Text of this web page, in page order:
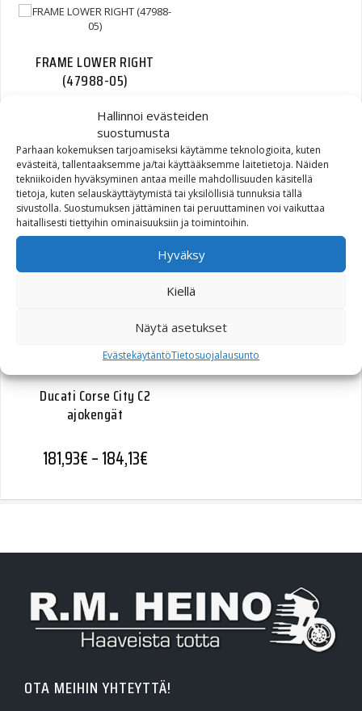
Hallinnoi evästeiden
suostumusta
Parhaan kokemuksen tarjoamiseksi käytämme teknologioita, kuten
evästeitä, tallentaaksemme ja/tai käyttääksemme laitetietoja. Näiden
tekniikoiden hyväksyminen antaa meille mahdollisuuden käsitellä
tietoja, kuten selauskäyttäytymistä tai yksilöllisiä tunnuksia tällä
sivustolla. Suostumuksen jättäminen tai peruuttaminen voi vaikuttaa
haitallisesti tiettyihin ominaisuuksiin ja toimintoihin.
Hyväksy
Kiellä
Näytä asetukset
EvästekäytäntöTietosuojalausunto
FRAME LOWER RIGHT
(47988-05)
898,01€
GEAR, COUNTERSHAFT, 3RD
| countershaft-third
Ducati Corse City C2
ajokengät
181,93€–184,13€Hintaluokka: 181,93€ - 184,13€
OTA MEIHIN YHTEYTTÄ!